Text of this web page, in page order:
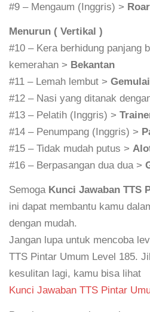
#9 – Mengaum (Inggris) > Roar
Menurun ( Vertikal )
#10 – Kera berhidung panjang
kemerahan > Bekantan
#11 – Lemah lembut > Gemulai
#12 – Nasi yang ditanak
#13 – Pelatih (Inggris) >
#14 – Penumpang (Inggris) >
#15 – Tidak mudah putus >
#16 – Berpasangan dua dua >
Semoga Kunci Jawaban TTS
ini dapat membantu kamu
dengan mudah.
Jangan lupa untuk mencoba
TTS Pintar Umum Level 185.
kesulitan lagi, kamu bisa lihat
Kunci Jawaban TTS Pintar